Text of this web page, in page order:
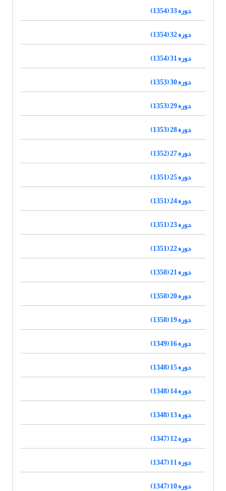
دوره 33 (1354)
دوره 32 (1354)
دوره 31 (1354)
دوره 30 (1353)
دوره 29 (1353)
دوره 28 (1353)
دوره 27 (1352)
دوره 25 (1351)
دوره 24 (1351)
دوره 23 (1351)
دوره 22 (1351)
دوره 21 (1350)
دوره 20 (1350)
دوره 19 (1350)
دوره 16 (1349)
دوره 15 (1348)
دوره 14 (1348)
دوره 13 (1348)
دوره 12 (1347)
دوره 11 (1347)
دوره 10 (1347)